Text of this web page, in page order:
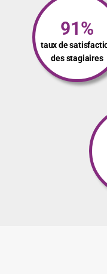
91%
taux de
des stagiaires